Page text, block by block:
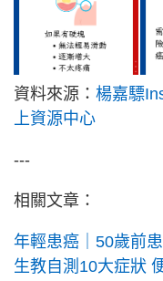
資料來源： 楊嘉驃
上資源中心
---
相關文章：
年輕患癌｜50歲前
生教自測10大症狀